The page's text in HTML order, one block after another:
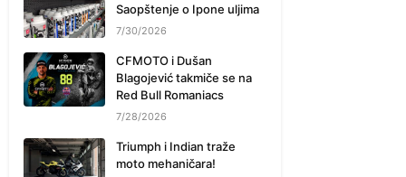
Saopštenje o Ipone uljima
7/30/2026
CFMOTO i Dušan
Blagojević takmiče se na
Red Bull Romaniacs
7/28/2026
Triumph i Indian traže
moto mehaničara!